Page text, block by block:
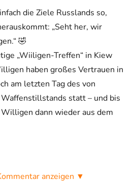
die Ziele Russlands so,
„Seht her, wir
🤣
„Wiiligen-Treffen“ in Kiew
haben großes Vertrauen in
am letzten Tag des von
statt – und bis
dann wieder aus dem
anzeigen ▼